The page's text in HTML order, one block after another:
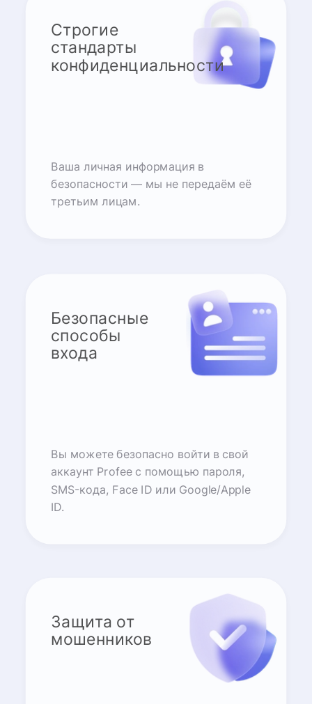
Строгие
стандарты
конфиденциальности
Ваша личная информация в
безопасности — мы не передаём её
третьим лицам.
Безопасные
способы
входа
Вы можете безопасно войти в свой
аккаунт Profee с помощью пароля,
SMS-кода, Face ID или Google/Apple
ID.
Защита от
мошенников